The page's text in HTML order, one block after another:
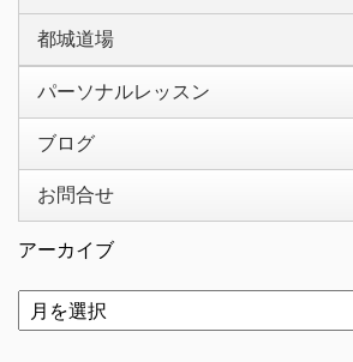
都城道場
パーソナルレッスン
ブログ
お問合せ
アーカイブ